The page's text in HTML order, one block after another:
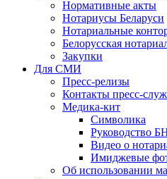
Нормативные акты
Нотариусы Беларуси
Нотариальные
Белорусская
Закупки
Для СМИ
Пресс-релизы
Контакты пресс-
Медика-кит
Символика
Руководство
Видео о
Имиджевые
Об использовании